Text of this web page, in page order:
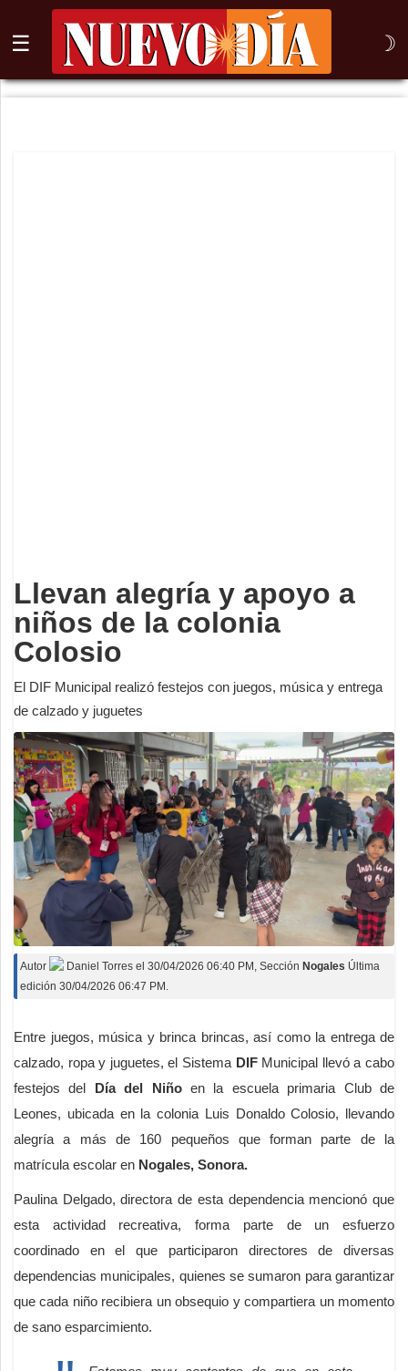
☰ ☽
⌕
Llevan alegría y apoyo a
niños de la colonia
Colosio
El DIF Municipal realizó festejos con juegos, música y entrega
de calzado y juguetes
Autor Daniel Torres el 30/04/2026 06:40 PM , Sección Nogales Última
edición 30/04/2026 06:47 PM.
Entre juegos, música y brinca brincas, así como la entrega de
calzado, ropa y juguetes, el Sistema DIFMunicipal llevó a cabo
festejos del Día del Niñoen la escuela primaria Club de
Leones, ubicada en la colonia Luis Donaldo Colosio, llevando
alegría a más de 160 pequeños que forman parte de la
matrícula escolar en Nogales, Sonora.
Paulina Delgado, directora de esta dependencia mencionó que
esta actividad recreativa, forma parte de un esfuerzo
coordinado en el que participaron directores de diversas
dependencias municipales, quienes se sumaron para garantizar
que cada niño recibiera un obsequio y compartiera un momento
de sano esparcimiento.